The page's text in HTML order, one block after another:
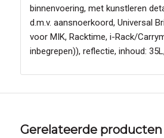
binnenvoering, met kunstleren
d.m.v. aansnoerkoord, Universal
voor MIK, Racktime, i-Rack/
inbegrepen)), reflectie, inhoud:
Gerelateerde producten